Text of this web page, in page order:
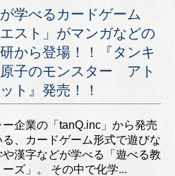
学べるカードゲーム
スト」がマンガなどの
から登場！！『タンキ
子のモンスター アト
ト』発売！！
企業の「tanQ.inc」から発売
る、カードゲーム形式で遊びな
や漢字などが学べる「遊べる教
ズ」。 その中で化学...